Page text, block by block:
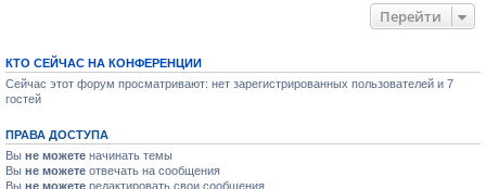
Перейти
КТО СЕЙЧАС НА КОНФЕРЕНЦИИ
Сейчас этот форум просматривают: нет зарегистрированных пользователей и 7
гостей
ПРАВА ДОСТУПА
Вы не можете начинать темы
Вы не можете отвечать на сообщения
Вы не можете редактировать свои сообщения